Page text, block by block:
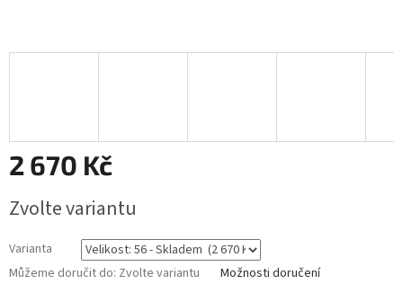
2 670 Kč
cena:
Zvolte variantu
Varianta
Můžeme doručit do: Zvolte variantu Možnosti doručení